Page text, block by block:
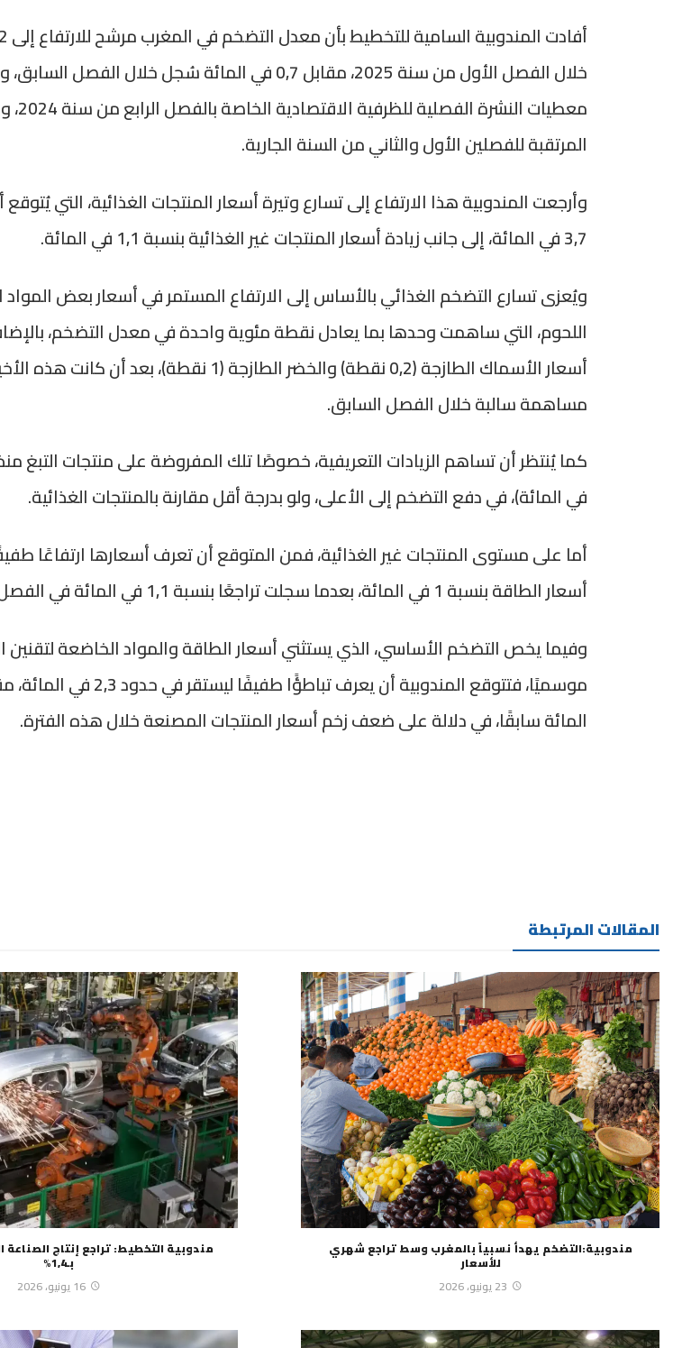
خلال الفصل الأول من سنة 2025، مقابل 0,7 في المائة سُجل خلال
معطيات
المرتقبة للفصلين الأول والثاني من السنة الجارية.
وأرجعت المندوبية هذا الارتفاع إلى تسارع وتيرة أسعار المنتجات الغذائية، التي
3,7 في المائة، إلى جانب زيادة أسعار المنتجات غير الغذائية بنسبة 1,1 في المائة.
ويُعزى تسارع التضخم الغذائي بالأساس إلى الارتفاع المستمر في أسعار بعض
اللحوم، التي ساهمت وحدها بما يعادل نقطة مئوية واحدة في معدل التضخم،
أسعار الأسماك الطازجة (0,2 نقطة) والخضر الطازجة (1 نقطة)،
مساهمة سالبة خلال الفصل السابق.
في المائة)، في دفع التضخم إلى الأعلى، ولو بدرجة أقل مقارنة بالمنتجات الغذائية.
أما على مستوى المنتجات غير الغذائية، فمن المتوقع أن تعرف أسعارها ارتفاعًا
أسعار الطاقة بنسبة 1 في المائة، بعدما سجلت تراجعًا بنسبة 1,1 في المائة في الفصل الماضي.
وفيما يخص التضخم الأساسي، الذي يستثني أسعار الطاقة والمواد الخاضعة لتقنين
المائة سابقًا، في دلالة على ضعف زخم أسعار المنتجات المصنعة خلال هذه الفترة.
المقالات المرتبطة
مندوبية:التضخم يهدأ نسبياً بالمغرب وسط تراجع شهري
للأسعار
23 يونيو، 2026
مندوبية التخطيط: تراجع إنتاج الصناعة
بـ1,4%
16 يونيو، 2026